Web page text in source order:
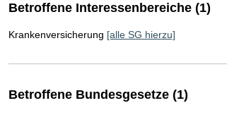
Betroffene Interessenbereiche (1)
Krankenversicherung [alle SG hierzu]
Betroffene Bundesgesetze (1)